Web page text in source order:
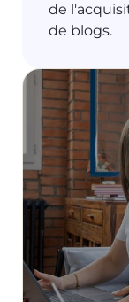
de
de blogs.